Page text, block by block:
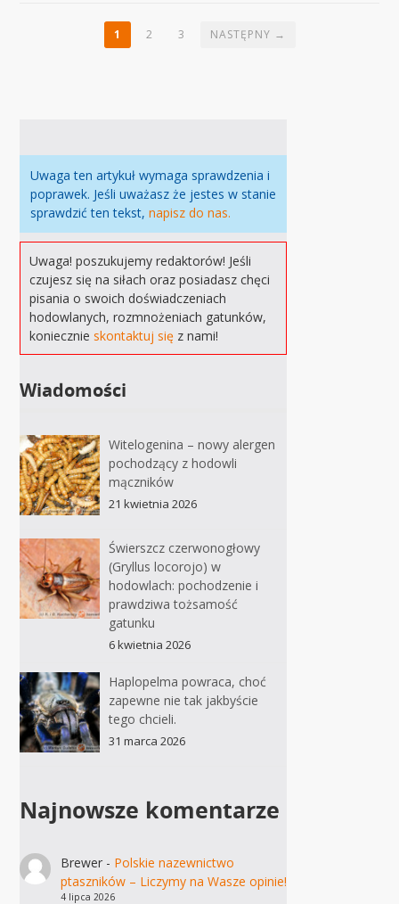
1 2 3 NASTĘPNY →
Uwaga ten artykuł wymaga sprawdzenia i
poprawek. Jeśli uważasz że jestes w stanie
sprawdzić ten tekst,napisz do nas.
Uwaga! poszukujemy redaktorów! Jeśli
czujesz się na siłach oraz posiadasz chęci
pisania o swoich doświadczeniach
hodowlanych, rozmnożeniach gatunków,
koniecznieskontaktuj się z nami!
Wiadomości
Witelogenina – nowy alergen
pochodzący z hodowli
mączników
21 kwietnia 2026
Świerszcz czerwonogłowy
(Gryllus locorojo) w
hodowlach: pochodzenie i
prawdziwa tożsamość
gatunku
6 kwietnia 2026
Haplopelma powraca, choć
zapewne nie tak jakbyście
tego chcieli.
31 marca 2026
Najnowsze komentarze
Brewer- Polskie nazewnictwo
ptaszników – Liczymy na Wasze opinie!
4 lipca 2026